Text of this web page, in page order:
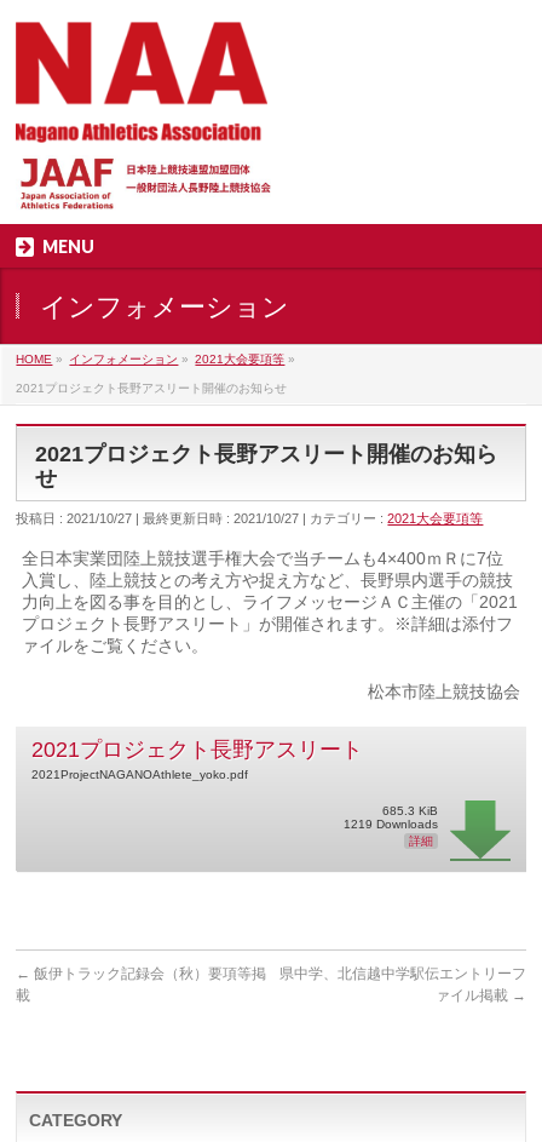
MENU
インフォメーション
HOME » インフォメーション » 2021大会要項等 »
2021プロジェクト長野アスリート開催のお知らせ
2021プロジェクト長野アスリート開催のお知ら
せ
投稿日 : 2021/10/27 最終更新日時 : 2021/10/27 カテゴリー :2021大会要項等
全日本実業団陸上競技選手権大会で当チームも4×400ｍＲに7位
入賞し、陸上競技との考え方や捉え方など、長野県内選手の競技
力向上を図る事を目的とし、ライフメッセージＡＣ主催の「2021
プロジェクト長野アスリート」が開催されます。※詳細は添付フ
ァイルをご覧ください。
松本市陸上競技協会
2021プロジェクト長野アスリート
2021ProjectNAGANOAthlete_yoko.pdf
685.3 KiB
1219 Downloads
詳細
← 飯伊トラック記録会（秋）要項等掲
載
県中学、北信越中学駅伝エントリーフ
ァイル掲載 →
CATEGORY